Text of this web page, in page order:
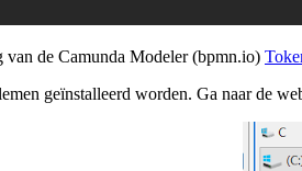
de Camunda Modeler (bpmn.io)
geïnstalleerd worden. Ga naar de